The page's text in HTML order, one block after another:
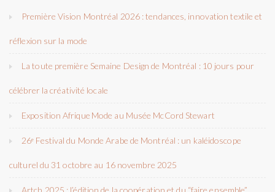
Première Vision Montréal 2026 : tendances, innovation textile et
réflexion sur la mode
La toute première Semaine Design de Montréal : 10 jours pour
célébrer la créativité locale
Exposition Afrique Mode au Musée McCord Stewart
26ᵉ Festival du Monde Arabe de Montréal : un kaléidoscope
culturel du 31 octobre au 16 novembre 2025
Artch 2025 : l’édition de la coopération et du “faire ensemble”